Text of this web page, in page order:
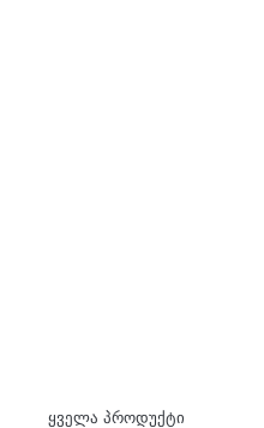
ყველა პროდუქტი